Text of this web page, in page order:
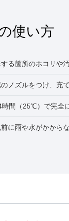
使い方
る箇所のホコリや
ノズルをつけ、充
間（25℃）で完全
に雨や水がかから